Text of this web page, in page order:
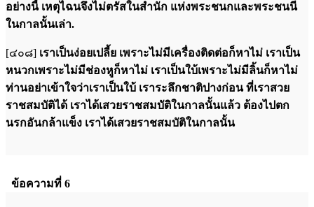
อย่างนี้ เหตุไฉนจึงไม่ตรัสในสำนัก แห่งพระชนกและพระชนนี
ในกาลนั้นเล่า.
[๔๐๘] เราเป็นง่อยเปลี้ย เพราะไม่มีเครื่องติดต่อก็หาไม่ เราเป็น
หนวกเพราะไม่มีช่องหูก็หาไม่ เราเป็นใบ้เพราะไม่มีลิ้นก็หาไม่
ท่านอย่าเข้าใจว่าเราเป็นใบ้ เราระลึกชาติปางก่อน ที่เราสวย
ราชสมบัติได้ เราได้เสวยราชสมบัติในกาลนั้นแล้ว ต้องไปตก
นรกอันกล้าแข็ง เราได้เสวยราชสมบัติในกาลนั้น
ข้อความที่ 6